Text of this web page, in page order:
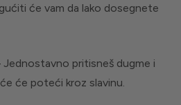
će vam da lako dosegnete
Jednostavno pritisneš dugme i
će poteći kroz slavinu.